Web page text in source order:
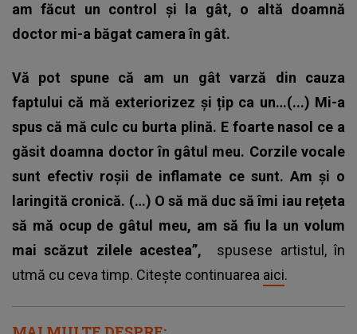
am făcut un control și la gât, o altă doamnă
doctor mi-a băgat camera în gât.
Vă pot spune că am un gât varză din cauza
faptului că mă exteriorizez și țip ca un…(...) Mi-a
spus că mă culc cu burta plină. E foarte nasol ce a
găsit doamna doctor în gâtul meu. Corzile vocale
sunt efectiv roșii de inflamate ce sunt. Am și o
laringită cronică. (…) O să mă duc să îmi iau rețeta
să mă ocup de gâtul meu, am să fiu la un volum
mai scăzut zilele acestea”, spusese artistul, în
utmă cu ceva timp. Citește continuarea aici.